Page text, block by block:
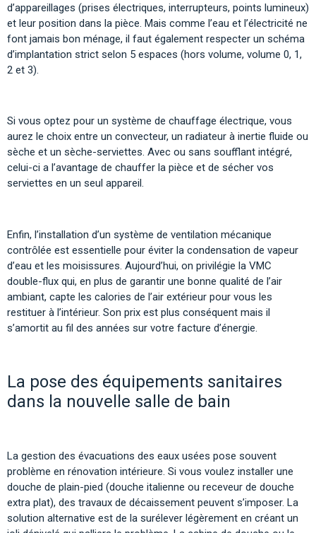
d’appareillages (prises électriques, interrupteurs, points lumineux)
et leur position dans la pièce. Mais comme l’eau et l’électricité ne
font jamais bon ménage, il faut également respecter un schéma
d’implantation strict selon 5 espaces (hors volume, volume 0, 1,
2 et 3).
Si vous optez pour un système de chauffage électrique, vous
aurez le choix entre un convecteur, un radiateur à inertie fluide ou
sèche et un sèche-serviettes. Avec ou sans soufflant intégré,
celui-ci a l’avantage de chauffer la pièce et de sécher vos
serviettes en un seul appareil.
Enfin, l’installation d’un système de ventilation mécanique
contrôlée est essentielle pour éviter la condensation de vapeur
d’eau et les moisissures. Aujourd’hui, on privilégie la VMC
double-flux qui, en plus de garantir une bonne qualité de l’air
ambiant, capte les calories de l’air extérieur pour vous les
restituer à l’intérieur. Son prix est plus conséquent mais il
s’amortit au fil des années sur votre facture d’énergie.
La pose des équipements sanitaires
dans la nouvelle salle de bain
La gestion des évacuations des eaux usées pose souvent
problème en rénovation intérieure. Si vous voulez installer une
douche de plain-pied (douche italienne ou receveur de douche
extra plat), des travaux de décaissement peuvent s’imposer. La
solution alternative est de la surélever légèrement en créant un